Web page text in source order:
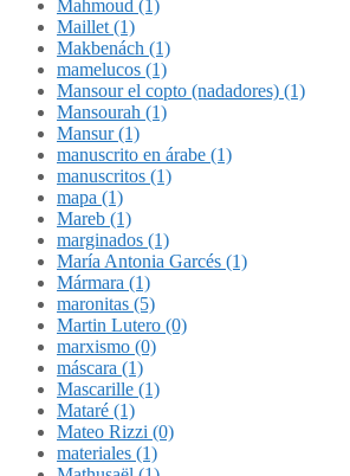
Mahmoud (1)
Maillet (1)
Makbenách (1)
mamelucos (1)
Mansour el copto (nadadores) (1)
Mansourah (1)
Mansur (1)
manuscrito en árabe (1)
manuscritos (1)
mapa (1)
Mareb (1)
marginados (1)
María Antonia Garcés (1)
Mármara (1)
maronitas (5)
Martin Lutero (0)
marxismo (0)
máscara (1)
Mascarille (1)
Mataré (1)
Mateo Rizzi (0)
materiales (1)